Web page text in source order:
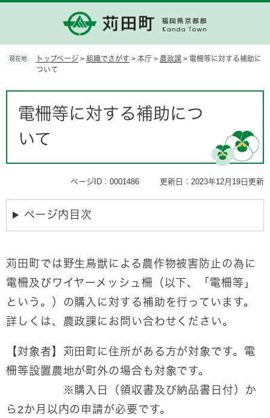
の
す。
ー
し
現在地 トップページ > 組織でさがす > 本庁 > 農政課 > 電柵等に対する補助に
ついて
電柵等に対する補助につ
いて
ページID：0001486 更新日：2023年12月19日更新
ページ内目次
苅田町では野生鳥獣による農作物被害防止の為に
電柵及びワイヤーメッシュ柵（以下、「電柵等」
という。）の購入に対する補助を行っています。
詳しくは、農政課にお問い合わせください。
【対象者】苅田町に住所がある方が対象です。 電
柵等設置農地が町外の場合も対象です。
※購入日（領収書及び納品書日付）か
ら2か月以内の申請が必要です。